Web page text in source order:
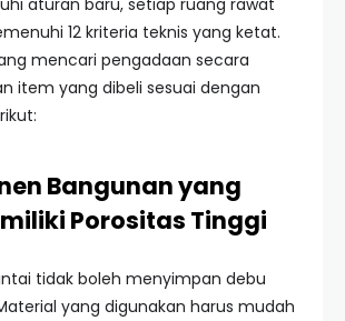
aturan baru, setiap ruang rawat
12 kriteria teknis yang ketat.
mencari pengadaan secara
item yang dibeli sesuai dengan
Bangunan yang
Porositas Tinggi
tidak boleh menyimpan debu
yang digunakan harus mudah